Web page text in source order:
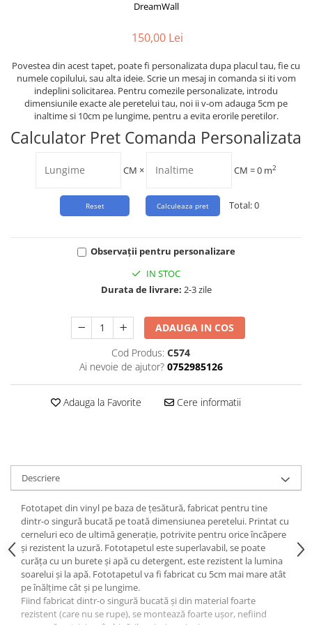
DreamWall
150,00 Lei
Povestea din acest tapet, poate fi personalizata dupa placul tau, fie cu
numele copilului, sau alta ideie. Scrie un mesaj in comanda si iti vom
indeplini solicitarea. Pentru comezile personalizate, introdu
dimensiunile exacte ale peretelui tau, noi ii v-om adauga 5cm pe
inaltime si 10cm pe lungime, pentru a evita erorile peretilor.
Calculator Pret Comanda Personalizata
CM × CM =0 m2
Total:0
Observații pentru personalizare
IN STOC
Durata de livrare: 2-3 zile
ADAUGA IN COS
Cod Produs: C574
Ai nevoie de ajutor? 0752985126
Adauga la Favorite Cere informatii
Descriere
Fototapet din vinyl pe baza de țesătură, fabricat pentru tine
dintr-o singură bucată pe toată dimensiunea peretelui. Printat cu
cerneluri eco de ultimă generație, potrivite pentru orice încăpere
și rezistent la uzură. Fototapetul este superlavabil, se poate
curăța cu un burete și apă cu detergent, este rezistent la lumina
soarelui și la apă. Fototapetul va fi fabricat cu 5cm mai mare atât
pe înălțime cât și pe lungime.
Fiind fabricat dintr-o singură bucată și din material foarte
rezistent (care nu se rupe), se montează foarte ușor, nefiind